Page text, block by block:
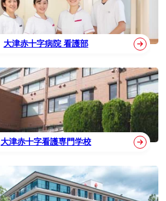
大津赤十字病院 看護部
大津赤十字看護専門学校